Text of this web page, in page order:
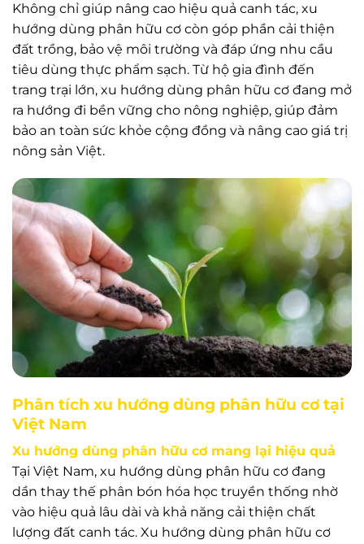
Không chỉ giúp nâng cao hiệu quả canh tác, xu
hướng dùng phân hữu cơ còn góp phần cải thiện
đất trồng, bảo vệ môi trường và đáp ứng nhu cầu
tiêu dùng thực phẩm sạch. Từ hộ gia đình đến
trang trại lớn, xu hướng dùng phân hữu cơ đang mở
ra hướng đi bền vững cho nông nghiệp, giúp đảm
bảo an toàn sức khỏe cộng đồng và nâng cao giá trị
nông sản Việt.
Phân tích xu hướng dùng phân hữu cơ tại
Việt Nam
Xu hướng dùng phân hữu cơ mang lại hiệu quả
Tại Việt Nam, xu hướng dùng phân hữu cơ đang
dần thay thế phân bón hóa học truyền thống nhờ
vào hiệu quả lâu dài và khả năng cải thiện chất
lượng đất canh tác. Xu hướng dùng phân hữu cơ